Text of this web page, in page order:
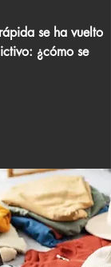
se ha vuelto
¿cómo se